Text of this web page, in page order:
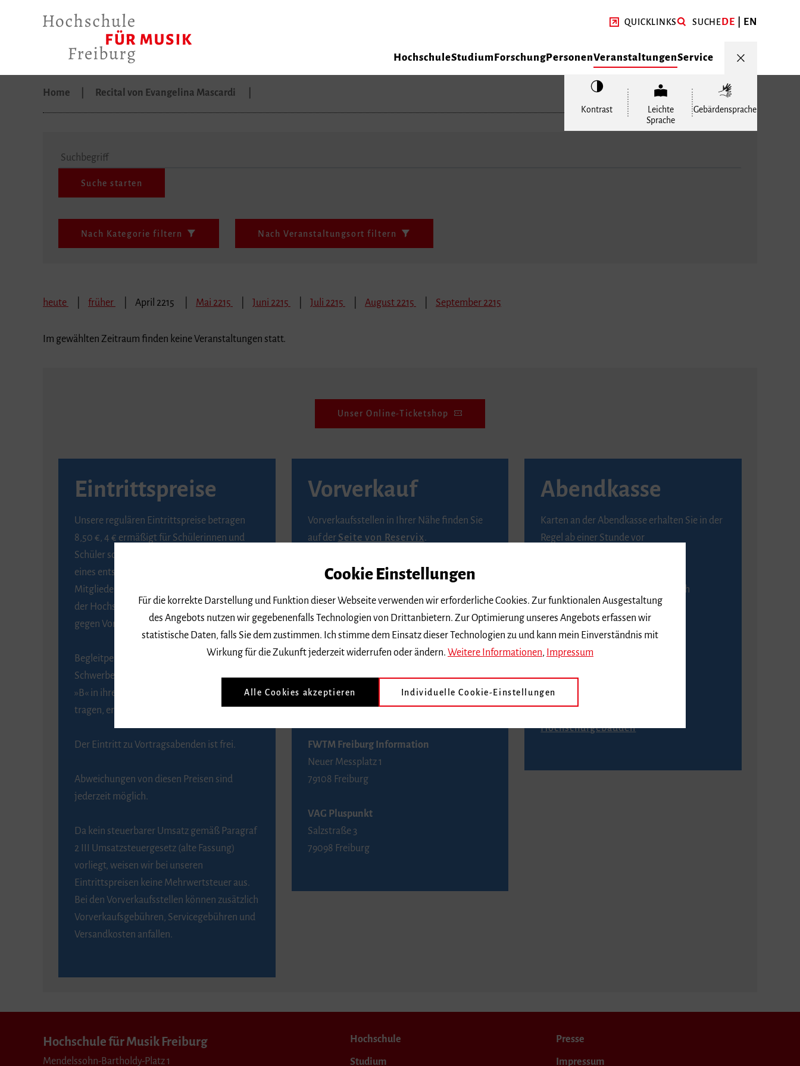
QUICKLINKS SUCHEDE EN
HochschuleStudiumForschungPersonenVeranstaltungenService
Kontrast
Leichte
Sprache
Gebärdensprache
Home Recital von Evangelina Mascardi
Suchbegriff
Nach Kategorie filtern Nach Veranstaltungsort filtern
heute früher April 2215 Mai 2215 Juni 2215 Juli 2215 August 2215 September 2215
Im gewählten Zeitraum finden keine Veranstaltungen statt.
Unser Online-Ticketshop
Eintrittspreise
Unsere regulären Eintrittspreise betragen
8,50 €, 4 € ermäßigt für Schülerinnen und
Schüler sowie Studierende gegen Vorlage
eines entsprechenden Nachweises, 6 € für
Mitglieder der Gesellschaft zur Förderung
der Hochschule für Musik Freiburg e. V.
gegen Vorlage des Mitgliedsausweises.
Begleitpersonen von Menschen mit
Schwerbehinderung, die das Merkzeichen
»B« in ihrem Schwerbehindertenausweis
tragen, erhalten eine Freikarte.
Der Eintritt zu Vortragsabenden ist frei.
Abweichungen von diesen Preisen sind
jederzeit möglich.
Da kein steuerbarer Umsatz gemäß Paragraf
2 III Umsatzsteuergesetz (alte Fassung)
vorliegt, weisen wir bei unseren
Eintrittspreisen keine Mehrwertsteuer aus.
Bei den Vorverkaufsstellen können zusätzlich
Vorverkaufsgebühren, Servicegebühren und
Versandkosten anfallen.
Vorverkauf
Vorverkaufsstellen in Ihrer Nähe finden Sie
auf der Seite von Reservix
BZ-Kartenservice Freiburg
79098 Freiburg
Telefon 0761 4968888 (Reservierungen sind
bis drei Tage vor einem Konzert möglich)
Rathausplatz 2-4
79098 Freiburg
FWTM Freiburg Information
Neuer Messplatz 1
79108 Freiburg
VAG Pluspunkt
Salzstraße 3
79098 Freiburg
Abendkasse
Karten an der Abendkasse erhalten Sie in der
Regel ab einer Stunde vor
An der Abendkasse ist ausschließlich
Barzahlung möglich.
Anfahrt
Wie komme ich zu den
Hochschule für Musik Freiburg
Mendelssohn-Bartholdy-Platz 1
Hochschule
Studium
Presse
Impressum
Cookie Einstellungen
Für die korrekte Darstellung und Funktion dieser Webseite verwenden wir erforderliche Cookies. Zur funktionalen Ausgestaltung
des Angebots nutzen wir gegebenenfalls Technologien von Drittanbietern. Zur Optimierung unseres Angebots erfassen wir
statistische Daten, falls Sie dem zustimmen. Ich stimme dem Einsatz dieser Technologien zu und kann mein Einverständnis mit
Wirkung für die Zukunft jederzeit widerrufen oder ändern. Weitere Informationen Impressum
Alle Cookies akzeptieren Individuelle Cookie-Einstellungen